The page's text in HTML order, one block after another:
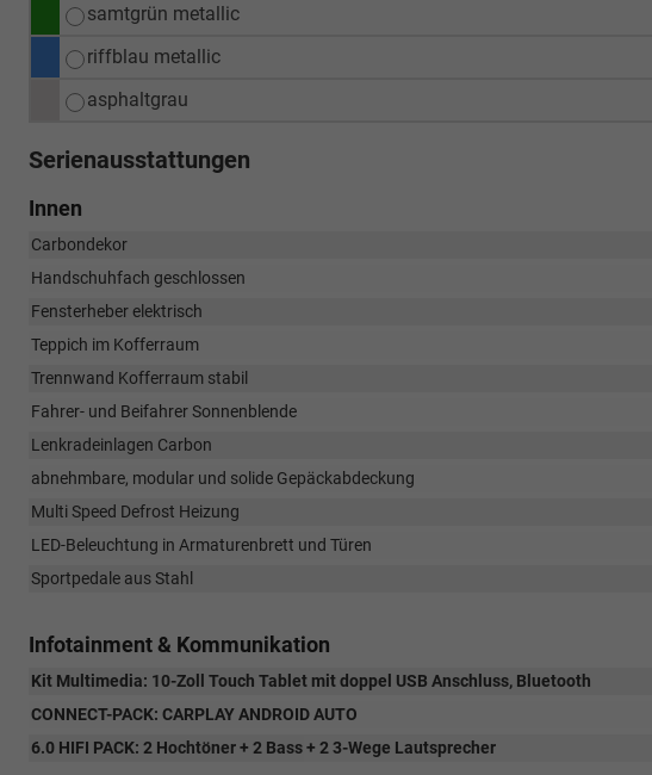
samtgrün metallic
riffblau metallic
asphaltgrau
Serienausstattungen
Innen
Carbondekor
Handschuhfach geschlossen
Fensterheber elektrisch
Teppich im Kofferraum
Trennwand Kofferraum stabil
Fahrer- und Beifahrer Sonnenblende
Lenkradeinlagen Carbon
abnehmbare, modular und solide Gepäckabdeckung
Multi Speed Defrost Heizung
LED-Beleuchtung in Armaturenbrett und Türen
Sportpedale aus Stahl
Infotainment & Kommunikation
Kit Multimedia: 10-Zoll Touch Tablet mit doppel USB Anschluss, Bluetooth
CONNECT-PACK: CARPLAY ANDROID AUTO
6.0 HIFI PACK: 2 Hochtöner + 2 Bass + 2 3-Wege Lautsprecher